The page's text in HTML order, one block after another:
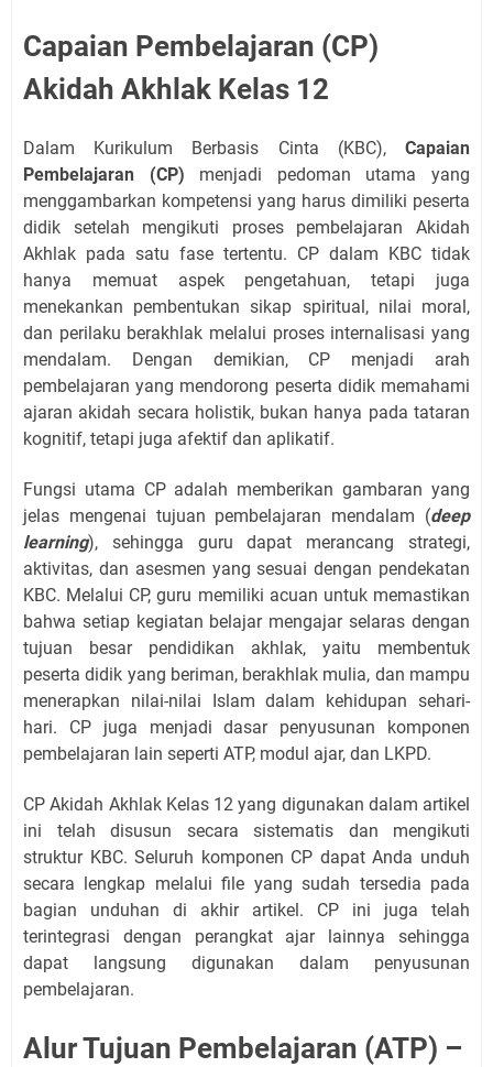
Capaian Pembelajaran (CP)
Akidah Akhlak Kelas 12
Dalam Kurikulum Berbasis Cinta (KBC), Capaian
Pembelajaran (CP) menjadi pedoman utama yang
menggambarkan kompetensi yang harus dimiliki peserta
didik setelah mengikuti proses pembelajaran Akidah
Akhlak pada satu fase tertentu. CP dalam KBC tidak
hanya memuat aspek pengetahuan, tetapi juga
menekankan pembentukan sikap spiritual, nilai moral,
dan perilaku berakhlak melalui proses internalisasi yang
mendalam. Dengan demikian, CP menjadi arah
pembelajaran yang mendorong peserta didik memahami
ajaran akidah secara holistik, bukan hanya pada tataran
kognitif, tetapi juga afektif dan aplikatif.
Fungsi utama CP adalah memberikan gambaran yang
jelas mengenai tujuan pembelajaran mendalam (deep
learning), sehingga guru dapat merancang strategi,
aktivitas, dan asesmen yang sesuai dengan pendekatan
KBC. Melalui CP, guru memiliki acuan untuk memastikan
bahwa setiap kegiatan belajar mengajar selaras dengan
tujuan besar pendidikan akhlak, yaitu membentuk
peserta didik yang beriman, berakhlak mulia, dan mampu
menerapkan nilai-nilai Islam dalam kehidupan sehari-
hari. CP juga menjadi dasar penyusunan komponen
pembelajaran lain seperti ATP, modul ajar, dan LKPD.
CP Akidah Akhlak Kelas 12 yang digunakan dalam artikel
ini telah disusun secara sistematis dan mengikuti
struktur KBC. Seluruh komponen CP dapat Anda unduh
secara lengkap melalui file yang sudah tersedia pada
bagian unduhan di akhir artikel. CP ini juga telah
terintegrasi dengan perangkat ajar lainnya sehingga
dapat langsung digunakan dalam penyusunan
pembelajaran.
Alur Tujuan Pembelajaran (ATP) –